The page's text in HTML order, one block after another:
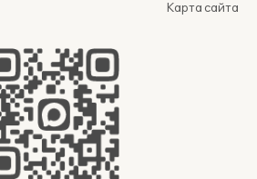
Карта сайта